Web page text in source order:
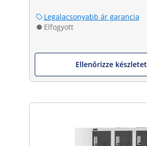
Legalacsonyabb ár garancia
Elfogyott
Ellenőrizze készletet